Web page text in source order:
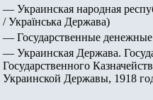
— Украинская народная
/ Українська Держава)
— Государственные
— Украинская Держава.
Государственного
Украинской Державы, 1918